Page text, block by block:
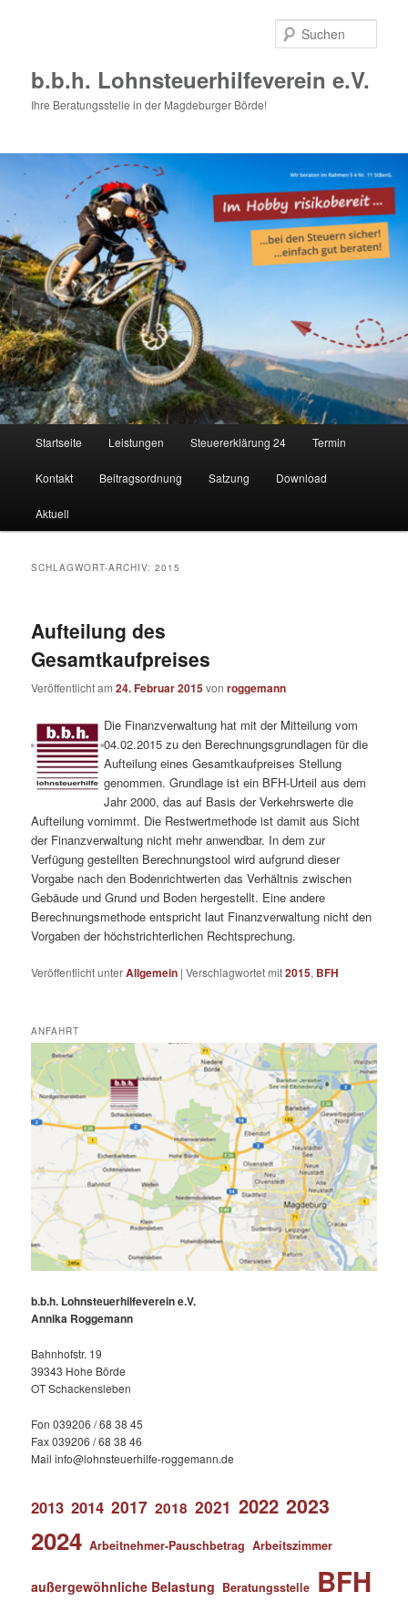
b.b.h. Lohnsteuerhilfeverein e.V.
Ihre Beratungsstelle in der Magdeburger Börde!
Startseite Leistungen Steuererklärung 24 Termin
Kontakt Beitragsordnung Satzung Download
Aktuell
SCHLAGWORT-ARCHIV:2015
Aufteilung des
Gesamtkaufpreises
Veröffentlicht am24. Februar 2015vonroggemann
Die Finanzverwaltung hat mit der Mitteilung vom
04.02.2015 zu den Berechnungsgrundlagen für die
Aufteilung eines Gesamtkaufpreises Stellung
genommen. Grundlage ist ein BFH-Urteil aus dem
Jahr 2000, das auf Basis der Verkehrswerte die
Aufteilung vornimmt. Die Restwertmethode ist damit aus Sicht
der Finanzverwaltung nicht mehr anwendbar. In dem zur
Verfügung gestellten Berechnungstool wird aufgrund dieser
Vorgabe nach den Bodenrichtwerten das Verhältnis zwischen
Gebäude und Grund und Boden hergestellt. Eine andere
Berechnungsmethode entspricht laut Finanzverwaltung nicht den
Vorgaben der höchstrichterlichen Rechtsprechung.
Veröffentlicht unterAllgemein |Verschlagwortet mit2015, BFH
ANFAHRT
b.b.h. Lohnsteuerhilfeverein e.V.
Annika Roggemann
Bahnhofstr. 19
39343 Hohe Börde
OT Schackensleben
Fon 039206 / 68 38 45
Fax 039206 / 68 38 46
Mail info@lohnsteuerhilfe-roggemann.de
2013 2014 2017 2018 2021 2022 2023
2024 Arbeitnehmer-Pauschbetrag Arbeitszimmer
außergewöhnliche Belastung Beratungsstelle BFH